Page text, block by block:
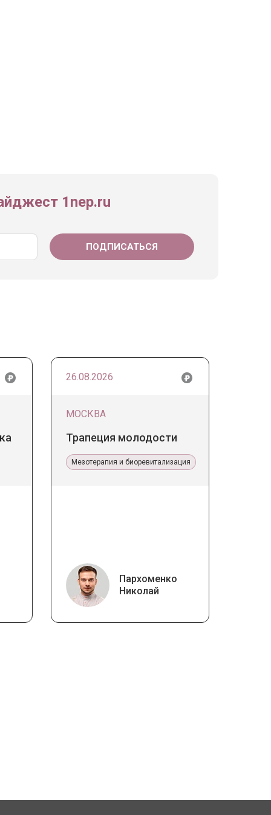
1nep.ru
26.08.2026
МОСКВА
Трапеция молодости
Мезотерапия и биоревитализация
Пархоменко
Николай